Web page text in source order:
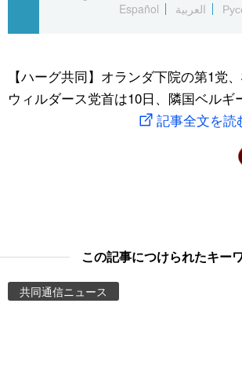
文化
動画/Live
スポーツ・東京2020
Español
العربية
【ハーグ共同】オランダ下院の第1党
ウィルダース党首は10日、隣国ベルギ
記事全文を読
この記事につけられたキー
共同通信ニュース